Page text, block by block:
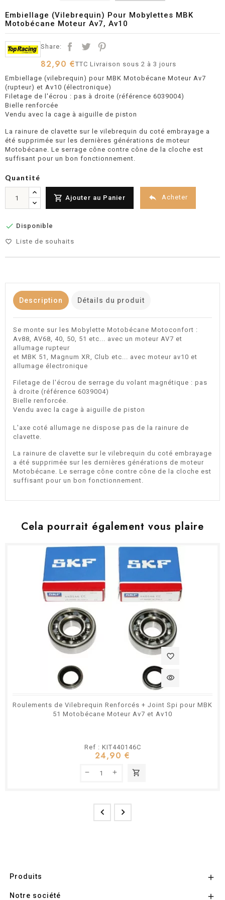
Embiellage (Vilebrequin) Pour Mobylettes MBK
Motobécane Moteur Av7, Av10
Share:
82,90 €TTCLivraison sous 2 à 3 jours
Embiellage (vilebrequin) pour MBK Motobécane Moteur Av7
(rupteur) et Av10 (électronique)
Filetage de l'écrou : pas à droite (référence 6039004)
Bielle renforcée
Vendu avec la cage à aiguille de piston
La rainure de clavette sur le vilebrequin du coté embrayage a
été supprimée sur les dernières générations de moteur
Motobécane. Le serrage cône contre cône de la cloche est
suffisant pour un bon fonctionnement.
Quantité
 Ajouter au Panier  Acheter
 Disponible
favorite_border Liste de souhaits
Description Détails du produit
Se monte sur les Mobylette Motobécane Motoconfort :
Av88, AV68, 40, 50, 51 etc... avec un moteur AV7 et
allumage rupteur
et MBK 51, Magnum XR, Club etc... avec moteur av10 et
allumage électronique
Filetage de l'écrou de serrage du volant magnétique : pas
à droite (référence 6039004)
Bielle renforcée.
Vendu avec la cage à aiguille de piston
L'axe coté allumage ne dispose pas de la rainure de
clavette.
La rainure de clavette sur le vilebrequin du coté embrayage
a été supprimée sur les dernières générations de moteur
Motobécane. Le serrage cône contre cône de la cloche est
suffisant pour un bon fonctionnement.
Cela pourrait également vous plaire
favorite_border
visibility
Roulements de Vilebrequin Renforcés + Joint Spi pour MBK
51 Motobécane Moteur Av7 et Av10
Ref : KIT440146C
24,90 €
shopping_cart
 
Produits 
Notre société 